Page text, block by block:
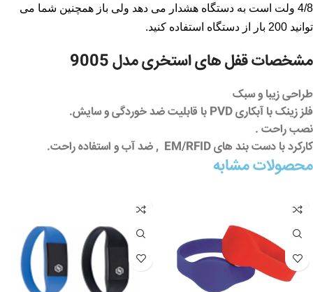
4/8 ولت است به دستگاه هشدار می دهد ولی باز همچنین شما می
توانید 200 بار از دستگاه استفاده کنید.
مشخصات قفل های استخری مدل 9005
طراحی زیبا و سبک
فلز زینک با آبکاریPVD با قابلیت ضد خوردگی و سایش.
نصب راحت .
کارکرد با دست بند هایEM/RFID , ضد آب و استفاده راحت.
محصولات مشابه